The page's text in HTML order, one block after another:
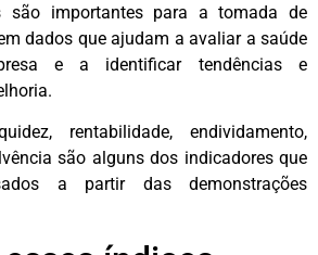
são importantes para a tomada de
dados que ajudam a avaliar a saúde
e a identificar tendências e
rentabilidade, endividamento,
são alguns dos indicadores que
a partir das demonstrações